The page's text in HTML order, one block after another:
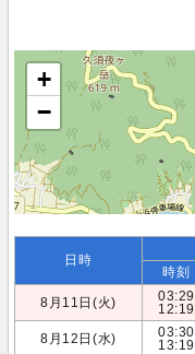
+
−
日時
時刻
8月11日(火)
03:29
12:19
8月12日(水)
03:30
13:19